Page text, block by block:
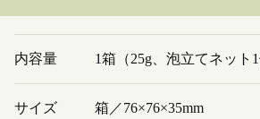
内容量 1箱（25g、泡立てネット1
サイズ 箱／76×76×35mm